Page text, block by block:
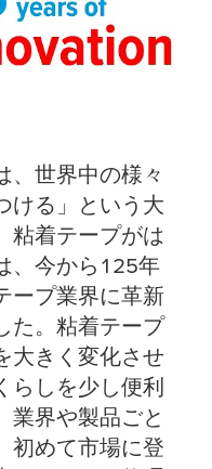
、世界中の様々
ける」という大
粘着テープがは
、今から125年
ープ業界に革新
た。粘着テープ
大きく変化させ
らしを少し便利
業界や製品ごと
初めて市場に登